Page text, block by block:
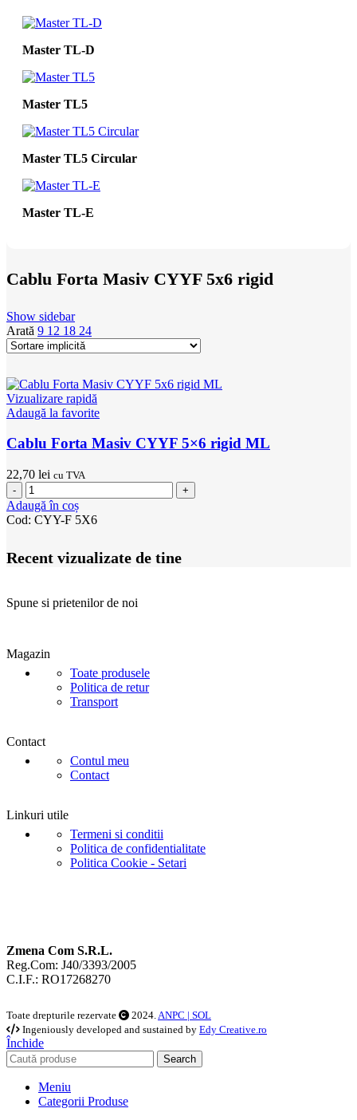
Master TL-D
Master TL5
Master TL5 Circular
Master TL-E
Cablu Forta Masiv CYYF 5x6 rigid
Show sidebar
Arată 9 12 18 24
Vizualizare rapidă
Adaugă la favorite
Cablu Forta Masiv CYYF 5×6 rigid ML
22,70 lei cu TVA
Cantitate
Cablu
Forta
5x6
Adaugă în coș
Cod: CYY-F 5X6
Recent vizualizate de tine
Spune si prietenilor de noi
Magazin
Toate produsele
Politica de retur
Transport
Contact
Contul meu
Contact
Linkuri utile
Termeni si conditii
Politica de confidentialitate
Politica Cookie - Setari
Zmena Com S.R.L.
Reg.Com: J40/3393/2005
C.I.F.: RO17268270
Toate drepturile rezervate 2024. ANPC | SOL
Ingeniously developed and sustained by Edy Creative.ro
Închide
Search
Meniu
Categorii Produse